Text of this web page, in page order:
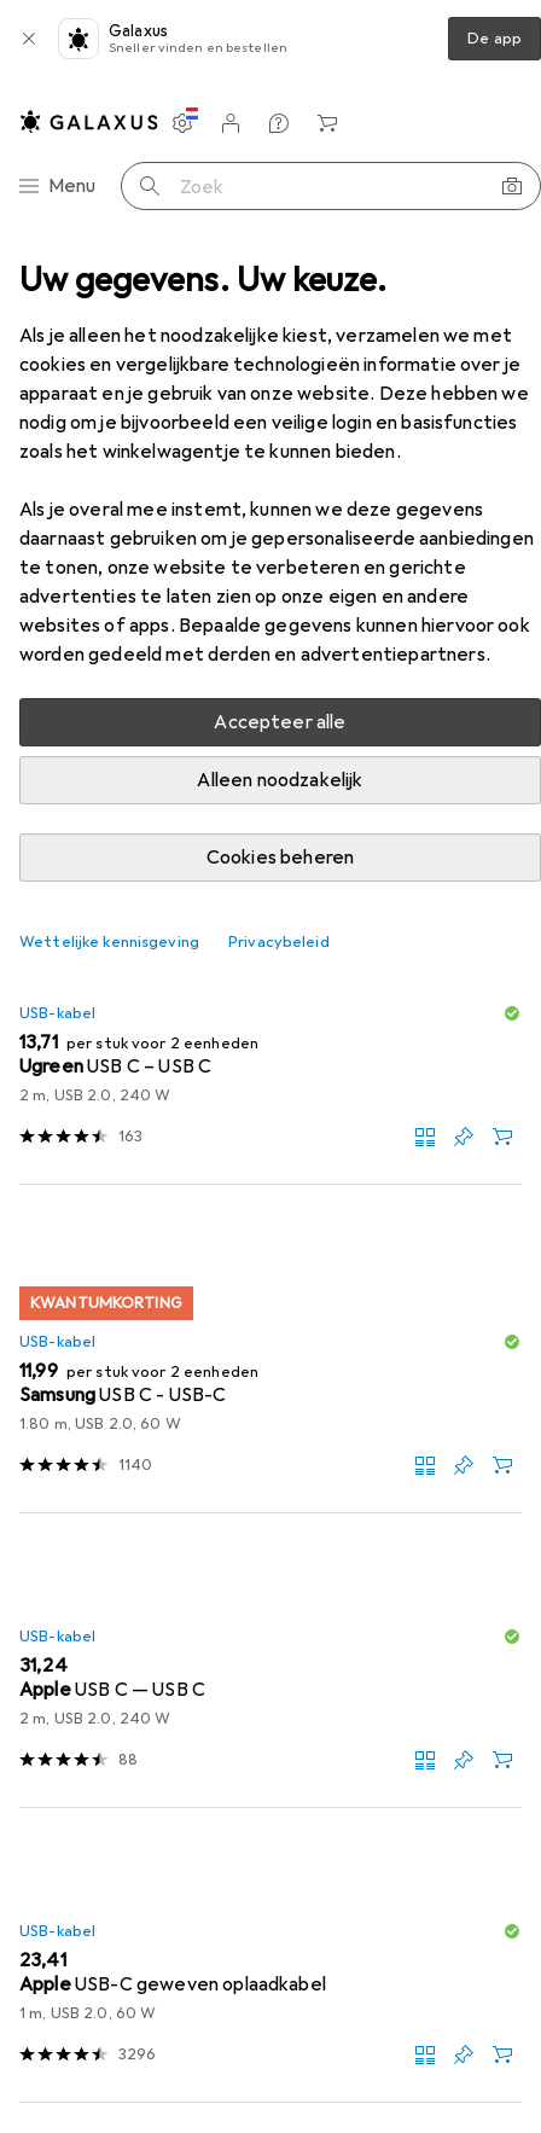
Uw gegevens. Uw keuze.
Als je alleen het noodzakelijke kiest, verzamelen we met
cookies en vergelijkbare technologieën informatie over je
apparaat en je gebruik van onze website. Deze hebben we
nodig om je bijvoorbeeld een veilige login en basisfuncties
zoals het winkelwagentje te kunnen bieden.
Als je overal mee instemt, kunnen we deze gegevens
daarnaast gebruiken om je gepersonaliseerde aanbiedingen
te tonen, onze website te verbeteren en gerichte
advertenties te laten zien op onze eigen en andere
websites of apps. Bepaalde gegevens kunnen hiervoor ook
worden gedeeld met derden en advertentiepartners.
Accepteer alle
Alleen noodzakelijk
Cookies beheren
Wettelijke kennisgeving Privacybeleid
Galaxus
Sneller vinden en bestellen De app
Categorie navigatie
Menu Zoek op
Instellingen
Klantenaccount
Produktvergelijking
Verlanglijstje
Winkelmandje
USB-lader Ansmann Thuislader HC218PD
EUR
18,61
Ansmann
Thuislader HC218PD
20 W, 2 ports
Accessoires voor Ansmann
Thuislader HC218PD
Vind bijpassende accessoires voor de Ansmann Thuislader
HC218PD uit de categorie USB-kabel.
Populair Ansmann
USB-kabel
EUR
13,71 per stuk voor 2 eenheden
UgreenUSB C – USB C
2 m, USB 2.0, 240 W
163
KWANTUMKORTING
USB-kabel
EUR
11,99 per stuk voor 2 eenheden
SamsungUSB C - USB-C
1.80 m, USB 2.0, 60 W
1140
USB-kabel
EUR
31,24
AppleUSB C — USB C
2 m, USB 2.0, 240 W
88
USB-kabel
EUR
23,41
AppleUSB-C geweven oplaadkabel
1 m, USB 2.0, 60 W
3296